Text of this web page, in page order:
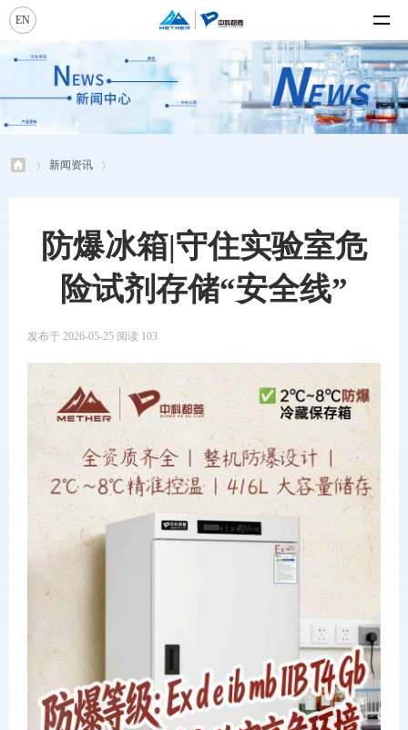
EN
新闻资讯
防爆冰箱|守住实验室危
险试剂存储“安全线”
发布于 2026-05-25 阅读 103